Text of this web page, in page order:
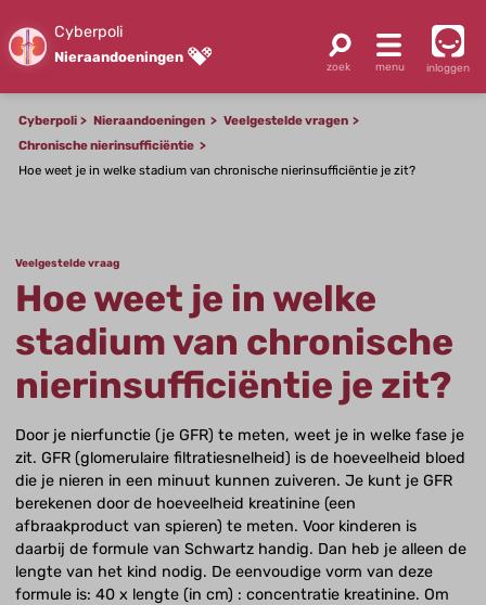
Cyberpoli
Nieraandoeningen
inloggen
Cyberpoli Nieraandoeningen
Veelgestelde vragen
Chronische nierinsufficiëntie
Hoe weet je in welke stadium van chronische nierinsufficiëntie je zit?
Veelgestelde vraag
Hoe weet je in welke
stadium van chronische
nierinsufficiëntie je zit?
Door je nierfunctie (je GFR) te meten, weet je in welke fase je
zit. GFR (glomerulaire filtratiesnelheid) is de hoeveelheid bloed
die je nieren in een minuut kunnen zuiveren. Je kunt je GFR
berekenen door de hoeveelheid kreatinine (een
afbraakproduct van spieren) te meten. Voor kinderen is
daarbij de formule van Schwartz handig. Dan heb je alleen de
lengte van het kind nodig. De eenvoudige vorm van deze
formule is: 40 x lengte (in cm) : concentratie kreatinine. Om